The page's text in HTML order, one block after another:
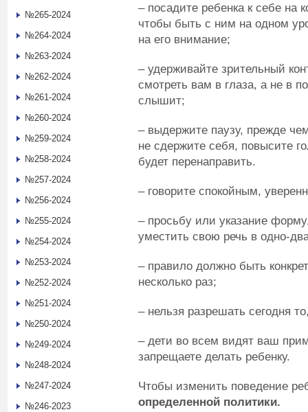
– посадите ребенка к себе на
чтобы быть с ним на одном
на его внимание;
– удерживайте зрительный
смотреть вам в глаза, а не в
слышит;
– выдержите паузу, прежде
не сдержите себя, повысите
будет перенаправить.
– говорите спокойным,
– просьбу или указание
уместить свою речь в одно-
– правило должно быть
несколько раз;
– нельзя разрешать сегодня
– дети во всем видят ваш
запрещаете делать ребенку.
Чтобы изменить поведение
определенной политики.
№265-2024
№264-2024
№263-2024
№262-2024
№261-2024
№260-2024
№259-2024
№258-2024
№257-2024
№256-2024
№255-2024
№254-2024
№253-2024
№252-2024
№251-2024
№250-2024
№249-2024
№248-2024
№247-2024
№246-2023